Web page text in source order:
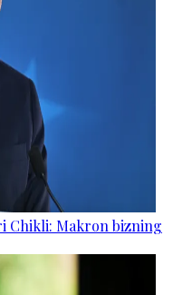
Chikli: Makron bizning